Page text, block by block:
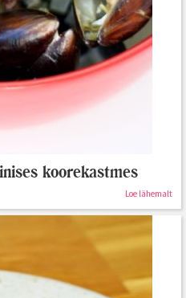
koorekastmes
Loe lähemalt